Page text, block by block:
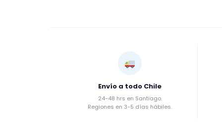
Envío a todo Chile
24-48 hrs en Santiago.
Regiones en 3-5 días hábiles.